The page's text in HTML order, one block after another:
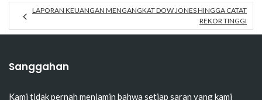
LAPORAN KEUANGAN MENGANGKAT DOW JONES HINGGA CATAT
REKOR TINGGI
Sanggahan
Kami tidak pernah menjamin bahwa setiap saran yang kami